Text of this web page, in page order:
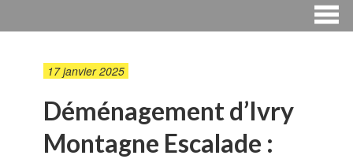
17 janvier 2025
Déménagement d’Ivry
Montagne Escalade :